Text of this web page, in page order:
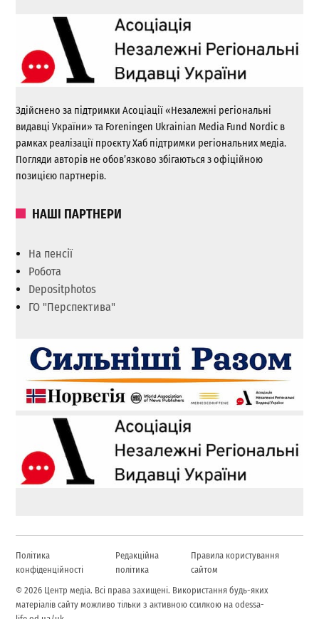
Здійснено за підтримки Асоціації «Незалежні регіональні
видавці України» та Foreningen Ukrainian Media Fund Nordic в
рамках реалізації проєкту Хаб підтримки регіональних медіа.
Погляди авторів не обов’язково збігаються з офіційною
позицією партнерів.
НАШІ ПАРТНЕРИ
На пенсії
Робота
Depositphotos
ГО "Перспектива"
Політика
конфіденційності
Редакційна
політика
Правила користування
сайтом
© 2026 Центр медіа. Всі права захищені. Використання будь-яких
матеріалів сайту можливо тільки з активною ссилкою на odessa-